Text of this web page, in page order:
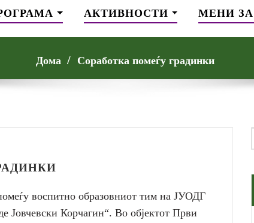
АКТИВНОСТИ МЕНИ
Дома Соработка помеѓу градинки
воспитно образовниот тим на ЈУОДГ
Корчагин“. Во објектот Први